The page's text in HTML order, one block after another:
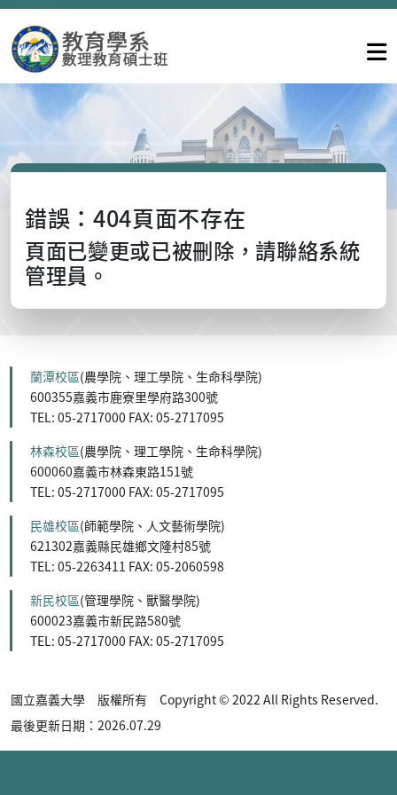
錯誤：404頁面不存在
頁面已變更或已被刪除，請聯絡系統
管理員。
蘭潭校區(農學院、理工學院、生命科學院)
600355嘉義市鹿寮里學府路300號
TEL: 05-2717000 FAX: 05-2717095
林森校區(農學院、理工學院、生命科學院)
600060嘉義市林森東路151號
TEL: 05-2717000 FAX: 05-2717095
民雄校區(師範學院、人文藝術學院)
621302嘉義縣民雄鄉文隆村85號
TEL: 05-2263411 FAX: 05-2060598
新民校區(管理學院、獸醫學院)
600023嘉義市新民路580號
TEL: 05-2717000 FAX: 05-2717095
國立嘉義大學 版權所有 Copyright © 2022 All Rights Reserved.
最後更新日期：2026.07.29